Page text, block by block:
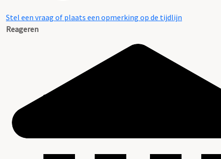
Stel een vraag of plaats een opmerking op de tijdlijn
Reageren